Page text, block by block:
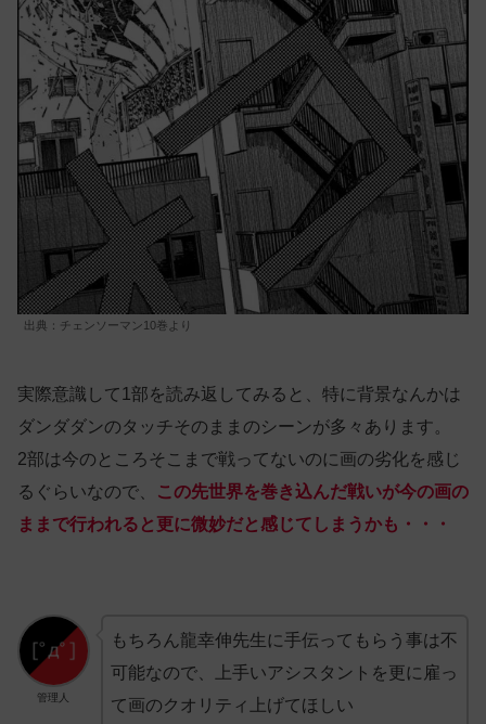
出典：チェンソーマン10巻より
実際意識して1部を読み返してみると、特に背景なんかは
ダンダダンのタッチそのままのシーンが多々あります。
2部は今のところそこまで戦ってないのに画の劣化を感じ
るぐらいなので、
この先世界を巻き込んだ戦いが今の画の
ままで行われると更に微妙だと感じてしまうかも・・・
管理人
もちろん龍幸伸先生に手伝ってもらう事は不
可能なので、上手いアシスタントを更に雇っ
て画のクオリティ上げてほしい